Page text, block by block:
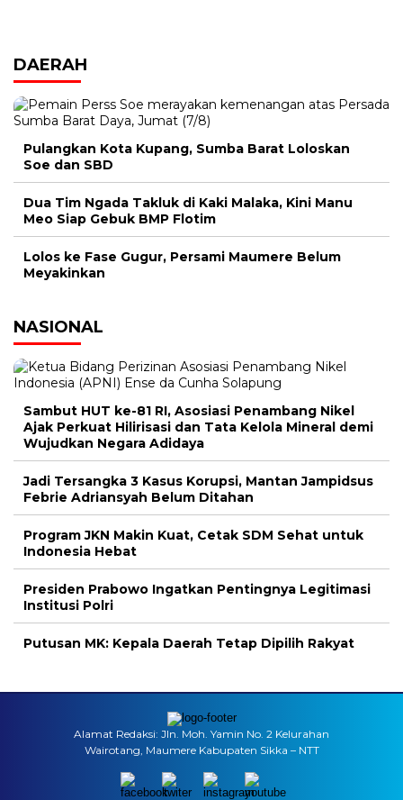
DAERAH
Pulangkan Kota Kupang, Sumba Barat Loloskan
Soe dan SBD
Dua Tim Ngada Takluk di Kaki Malaka, Kini Manu
Meo Siap Gebuk BMP Flotim
Lolos ke Fase Gugur, Persami Maumere Belum
Meyakinkan
NASIONAL
Sambut HUT ke-81 RI, Asosiasi Penambang Nikel
Ajak Perkuat Hilirisasi dan Tata Kelola Mineral demi
Wujudkan Negara Adidaya
Jadi Tersangka 3 Kasus Korupsi, Mantan Jampidsus
Febrie Adriansyah Belum Ditahan
Program JKN Makin Kuat, Cetak SDM Sehat untuk
Indonesia Hebat
Presiden Prabowo Ingatkan Pentingnya Legitimasi
Institusi Polri
Putusan MK: Kepala Daerah Tetap Dipilih Rakyat
Alamat Redaksi: Jln. Moh. Yamin No. 2 Kelurahan
Wairotang, Maumere Kabupaten Sikka – NTT